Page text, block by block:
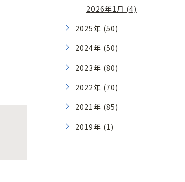
2026年1月 (4)
2025年 (50)
2024年 (50)
2023年 (80)
2022年 (70)
2021年 (85)
2019年 (1)